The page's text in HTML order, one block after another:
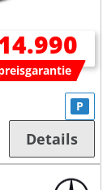
P
Details